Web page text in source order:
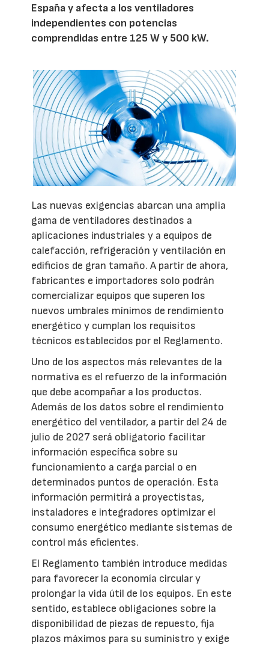
España y afecta a los ventiladores
independientes con potencias
comprendidas entre 125 W y 500 kW.
Las nuevas exigencias abarcan una amplia
gama de ventiladores destinados a
aplicaciones industriales y a equipos de
calefacción, refrigeración y ventilación en
edificios de gran tamaño. A partir de ahora,
fabricantes e importadores solo podrán
comercializar equipos que superen los
nuevos umbrales mínimos de rendimiento
energético y cumplan los requisitos
técnicos establecidos por el Reglamento.
Uno de los aspectos más relevantes de la
normativa es el refuerzo de la información
que debe acompañar a los productos.
Además de los datos sobre el rendimiento
energético del ventilador, a partir del 24 de
julio de 2027 será obligatorio facilitar
información específica sobre su
funcionamiento a carga parcial o en
determinados puntos de operación. Esta
información permitirá a proyectistas,
instaladores e integradores optimizar el
consumo energético mediante sistemas de
control más eficientes.
El Reglamento también introduce medidas
para favorecer la economía circular y
prolongar la vida útil de los equipos. En este
sentido, establece obligaciones sobre la
disponibilidad de piezas de repuesto, fija
plazos máximos para su suministro y exige